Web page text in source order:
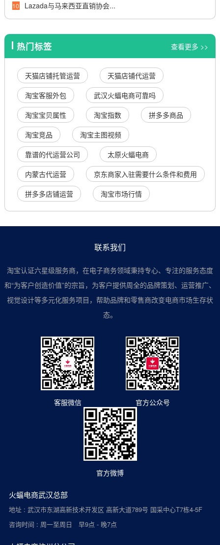
10 Lazada与马来西亚直销协会...
热门标签 查看更多 >>
天猫店铺托管运营
天猫店铺代运营
淘宝客服外包
武汉火蝠电商可靠吗
淘宝宝贝属性
淘宝指数
拼多多商品
淘宝竞品
淘宝主图视频
靠谱的代运营公司
太原火蝠电商
内蒙古代运营
京东商家入驻需要什么条件和费用
拼多多店铺运营
淘宝市场行情
联系我们
淘宝认证六星级服务商，在电子商务领域秉持专心、专注的服务态度
和“为客户创造价值”的宗旨，为客户提供周全的品牌策划、运营推广、
视觉设计等多元化服务项目，帮助品牌和零售商改变电商市场生存状
态。
客服微信 官方公众号
官方微博
火蝠电商武汉总部
地址 : 武汉市东湖高新技术开发区 高新大道789号 国采中心T7栋4-5F
咨询时间 : 周一至周日 早9点 - 晚7点